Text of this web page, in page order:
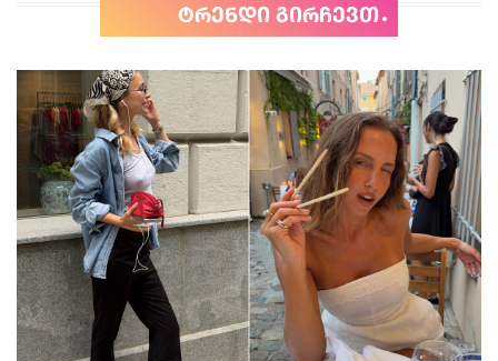
ტრენდი გირჩევთ